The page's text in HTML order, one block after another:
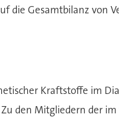
Gesamtbilanz von
Kraftstoffe im
den Mitgliedern der